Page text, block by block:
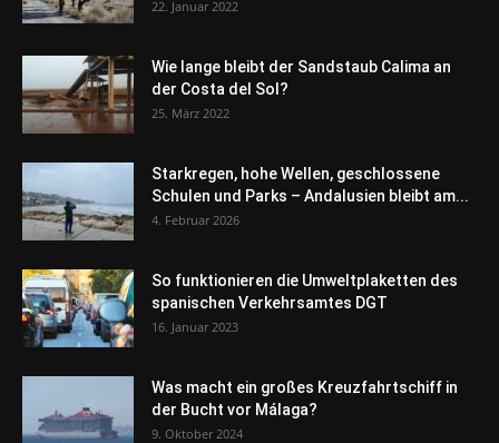
22. Januar 2022
Wie lange bleibt der Sandstaub Calima an
der Costa del Sol?
25. März 2022
Starkregen, hohe Wellen, geschlossene
Schulen und Parks – Andalusien bleibt am...
4. Februar 2026
So funktionieren die Umweltplaketten des
spanischen Verkehrsamtes DGT
16. Januar 2023
Was macht ein großes Kreuzfahrtschiff in
der Bucht vor Málaga?
9. Oktober 2024